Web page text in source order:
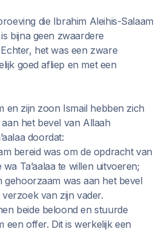
die Ibrahim Aleihis-Salaam
bijna geen zwaardere
het was een zware
goed afliep en met een
en zijn zoon Ismail hebben zich
het bevel van Allaah
doordat:
bereid was om de opdracht van
Ta’aalaa te willen uitvoeren;
gehoorzaam was aan het bevel
van zijn vader.
beide beloond en stuurde
een offer. Dit is werkelijk een